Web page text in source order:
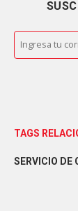
TAGS
SERVICIO DE